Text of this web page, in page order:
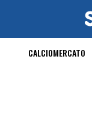
CALCIOMERCATO